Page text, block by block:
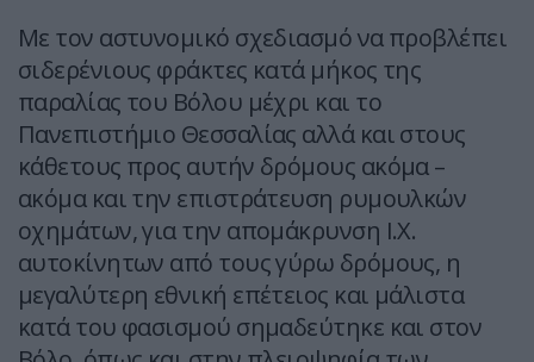
Με τον αστυνομικό σχεδιασμό να προβλέπει
σιδερένιους φράκτες κατά μήκος της
παραλίας του Βόλου μέχρι και το
Πανεπιστήμιο Θεσσαλίας αλλά και στους
κάθετους προς αυτήν δρόμους ακόμα –
ακόμα και την επιστράτευση ρυμουλκών
οχημάτων, για την απομάκρυνση Ι.Χ.
αυτοκίνητων από τους γύρω δρόμους, η
μεγαλύτερη εθνική επέτειος και μάλιστα
κατά του φασισμού σημαδεύτηκε και στον